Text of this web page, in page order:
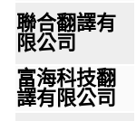
聯合翻譯有
限公司
富海科技翻
譯有限公司